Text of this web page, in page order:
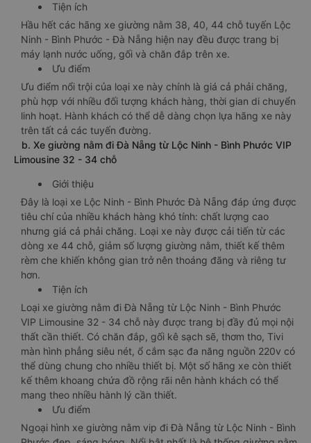
Tiện ích
Hầu hết các hãng xe giường nằm 38, 40, 44 chỗ tuyến Lộc
Ninh - Bình Phước - Đà Nẵng hiện nay đều được trang bị
máy lạnh nước uống, gối và chăn đắp trên xe.
Ưu điểm
Ưu điểm nổi trội của loại xe này chính là giá cả phải chăng,
phù hợp với nhiều đối tượng khách hàng, thời gian di chuyển
linh hoạt. Hành khách có thể dễ dàng chọn lựa hãng xe này
trên tất cả các tuyến đường.
b. Xe giường nằm đi Đà Nẵng từ Lộc Ninh - Bình Phước VIP
Limousine 32 - 34 chỗ
Giới thiệu
Đây là loại xe Lộc Ninh - Bình Phước Đà Nẵng đáp ứng được
tiêu chí của nhiều khách hàng khó tính: chất lượng cao
nhưng giá cả phải chăng. Loại xe này được cải tiến từ các
dòng xe 44 chỗ, giảm số lượng giường nằm, thiết kế thêm
rèm che khiến không gian trở nên thoáng đãng và riêng tư
hơn.
Tiện ích
Loại xe giường nằm đi Đà Nẵng từ Lộc Ninh - Bình Phước
VIP Limousine 32 - 34 chỗ này được trang bị đầy đủ mọi nội
thất cần thiết. Có chăn đắp, gối kê sạch sẽ, thơm tho, Tivi
màn hình phẳng siêu nét, ổ cắm sạc đa năng nguồn 220v có
thể dùng chung cho nhiều thiết bị. Một số hãng xe còn thiết
kế thêm khoang chứa đồ rộng rãi nên hành khách có thể
mang theo nhiều hành lý cần thiết.
Ưu điểm
Ngoại hình xe giường nằm vip đi Đà Nẵng từ Lộc Ninh - Bình